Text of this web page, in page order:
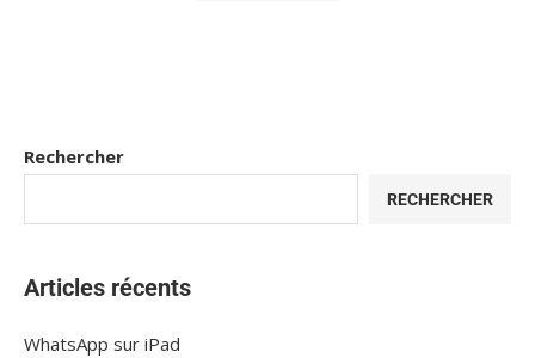
Rechercher
RECHERCHER
Articles récents
WhatsApp sur iPad